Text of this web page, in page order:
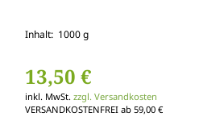
Inhalt: 1000 g
13,50 €
inkl. MwSt. zzgl. Versandkosten
VERSANDKOSTENFREI ab 59,00 €